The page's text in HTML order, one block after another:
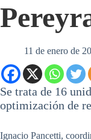
11 de enero de
Se trata de 16
optimización de
Ignacio Pancetti,